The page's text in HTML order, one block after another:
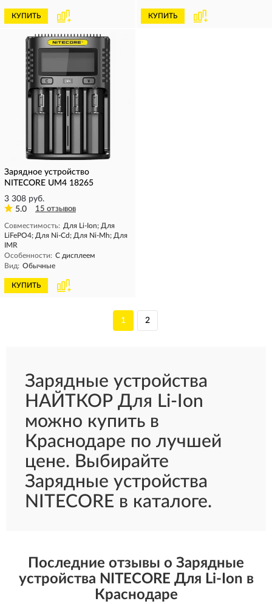
КУПИТЬ КУПИТЬ
Зарядное устройство
NITECORE UM4 18265
3 308 руб.
5.0
15 отзывов
Совместимость: Для Li-Ion; Для
LiFePO4; Для Ni-Cd; Для Ni-Mh; Для
IMR
Особенности: С дисплеем
Вид: Обычные
КУПИТЬ
1 2
Зарядные устройства
НАЙТКОР Для Li-Ion
можно купить в
Краснодаре по лучшей
цене. Выбирайте
Зарядные устройства
NITECORE в каталоге.
Последние отзывы о Зарядные
устройства NITECORE Для Li-Ion в
Краснодаре